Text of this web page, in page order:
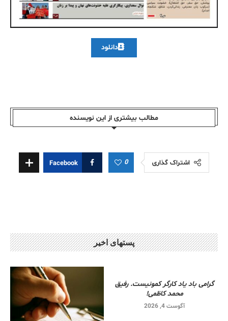
دانلود
مطالب بیشتری از این نویسندە
اشتراک گذاری 0
Facebook
پستهای اخیر
گرامی باد یاد کارگر کمونیست. رفیق
محمد کاظمی!
آگوست 4, 2026